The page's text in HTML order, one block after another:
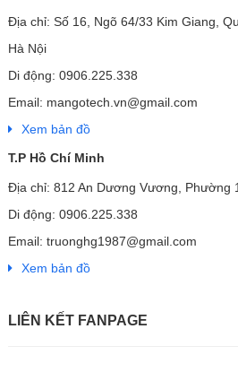
Địa chỉ: Số 16, Ngõ 64/33 Kim Giang,
Hà Nội
Di động: 0906.225.338
Email: mangotech.vn@gmail.com
Xem bản đồ
T.P Hồ Chí Minh
Địa chỉ: 812 An Dương Vương, Phường
Di động: 0906.225.338
Email: truonghg1987@gmail.com
Xem bản đồ
LIÊN KẾT FANPAGE